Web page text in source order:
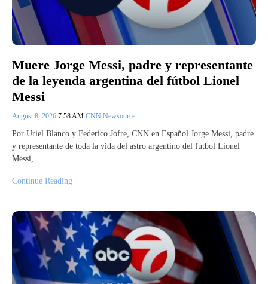
Muere Jorge Messi, padre y representante
de la leyenda argentina del fútbol Lionel
Messi
August 8, 2026 7:58 AM CNN Newsource
Por Uriel Blanco y Federico Jofre, CNN en Español Jorge Messi, padre
y representante de toda la vida del astro argentino del fútbol Lionel
Messi,…
Continue Reading